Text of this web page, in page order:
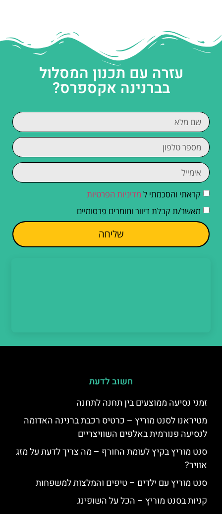
עזרה עם תכנון המסלול
בברנינה אקספרס?
קראתי והסכמתי ל מדיניות הפרטיות
מאשר/ת קבלת דיוור וחומרים פרסומיים
שליחה
חשוב לדעת
זמני נסיעה ממוצעים בין תחנה לתחנה
מטיראנו לסנט מוריץ – כרטיס רכבת ברנינה האדומה
לנסיעה פנורמית באלפים השוויצריים
סנט מוריץ בקיץ לעומת החורף – מה צריך לדעת על מזג
אוויר?
סנט מוריץ עם ילדים – טיפים והמלצות למשפחות
קניות בסנט מוריץ – הכל על השופינג